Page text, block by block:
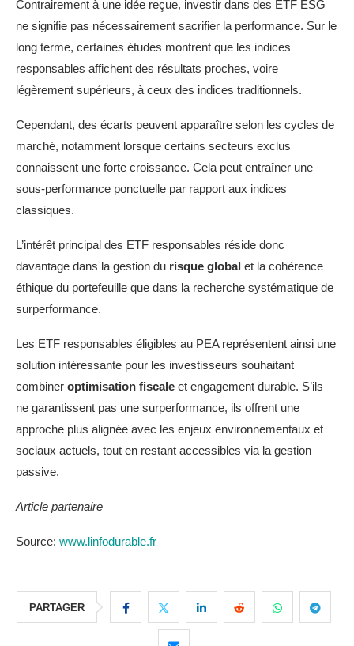
Contrairement à une idée reçue, investir dans des ETF ESG
ne signifie pas nécessairement sacrifier la performance. Sur le
long terme, certaines études montrent que les indices
responsables affichent des résultats proches, voire
légèrement supérieurs, à ceux des indices traditionnels.
Cependant, des écarts peuvent apparaître selon les cycles de
marché, notamment lorsque certains secteurs exclus
connaissent une forte croissance. Cela peut entraîner une
sous-performance ponctuelle par rapport aux indices
classiques.
L’intérêt principal des ETF responsables réside donc
davantage dans la gestion du risque global et la cohérence
éthique du portefeuille que dans la recherche systématique de
surperformance.
Les ETF responsables éligibles au PEA représentent ainsi une
solution intéressante pour les investisseurs souhaitant
combiner optimisation fiscale et engagement durable. S’ils
ne garantissent pas une surperformance, ils offrent une
approche plus alignée avec les enjeux environnementaux et
sociaux actuels, tout en restant accessibles via la gestion
passive.
Article partenaire
Source: www.linfodurable.fr
PARTAGER